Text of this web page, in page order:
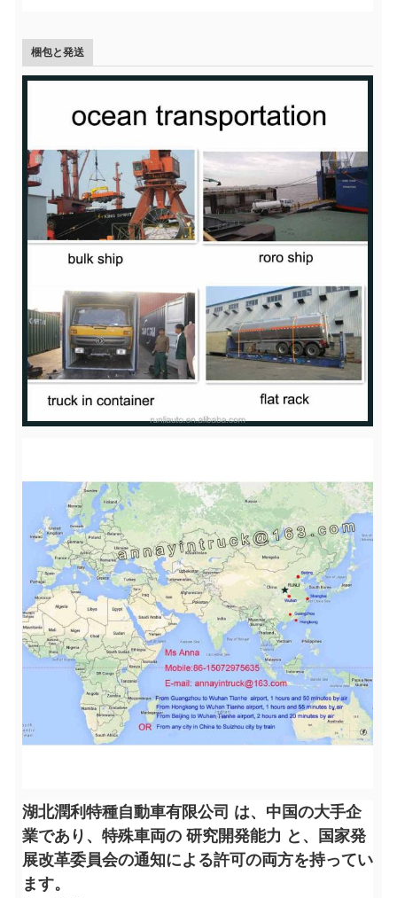
梱包と発送
湖北潤利特種自動車有限公司 は、中国の大手企
業であり、特殊車両の 研究開発能力 と、国家発
展改革委員会の通知による許可の両方を持ってい
ます。